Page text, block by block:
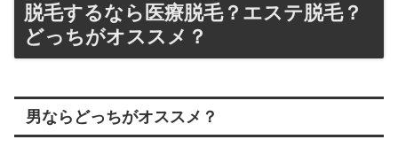
脱毛するなら医療脱毛？エステ脱毛？
どっちがオススメ？
男ならどっちがオススメ？